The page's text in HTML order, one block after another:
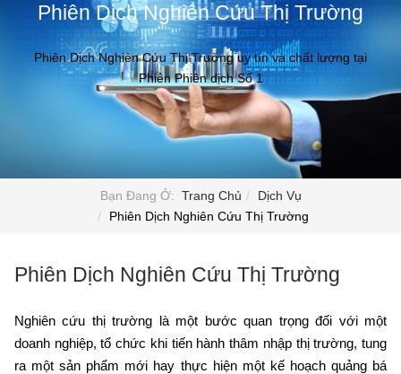
Phiên Dịch Nghiên Cứu Thị Trường
Phiên Dịch Nghiên Cứu Thị Trường uy tín và chất lượng tại
Phiên Phiên dịch Số 1
Bạn Đang Ở: Trang Chủ
Dịch Vụ
Phiên Dịch Nghiên Cứu Thị Trường
Phiên Dịch Nghiên Cứu Thị Trường
Nghiên cứu thị trường là một bước quan trọng đối với một
doanh nghiệp, tổ chức khi tiến hành thâm nhập thị trường, tung
ra một sản phẩm mới hay thực hiện một kế hoạch quảng bá